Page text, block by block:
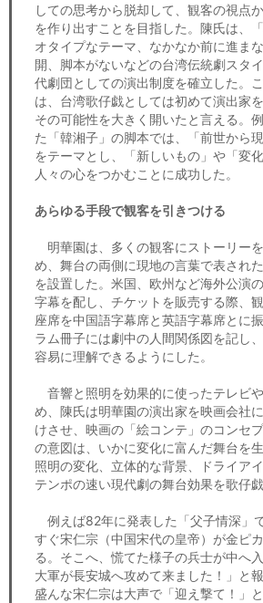
しての思考から脱却して、観客の視点
を作り出すことを目指した。陳氏は、
オタイプなテーマ、なかなか前に進ま
開、脚本がないなどの台湾伝統劇スタ
代劇団としての演出制度を確立した。
は、台湾歌仔戯としては初めて演出家
その可能性を大きく開いたと言える。
た「韓湘子」の脚本では、「前世から
をテーマとし、「新しいもの」や「変
人々の心をつかむことに成功した。
あらゆる手段で観客を引きつける
明華園は、多くの観客にストーリー
め、舞台の両側に現地の言葉で表され
を設置した。米国、欧州など海外公演
字幕を配し、チケットを販売する際、
座席を中国語字幕席と英語字幕席とに
ラム冊子には劇中の人間関係図を記し
容易に理解できるようにした。
音響と照明を効果的に使ったテレビ
め、陳氏は明華園の演出家を映画会社
けさせ、映画の「絵コンテ」のコンセ
の意図は、いかに変化に富んだ舞台を
照明の変化、立体的な背景、ドライア
テンポの速い現代劇の舞台効果を歌仔戯
例えば82年に発表した「父子情深」
すぐ宋仁宗（中国宋代の皇帝）が金ピ
る。そこへ、慌てた様子の兵士が中へ
大軍が長安城へ攻めて来ました！」と
盛んな宋仁宗は大声で「迎え撃て！」